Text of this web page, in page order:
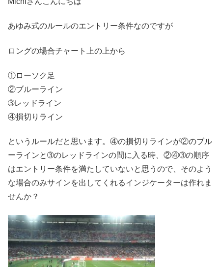
あゆみ式のルールのエントリー条件なのですが
ロングの場合チャート上の上から
①ローソク足
②ブルーライン
➂レッドライン
④損切りライン
というルールだと思います。④の損切りラインが②のブル
ーラインと➂のレッドラインの間に入る時、②④➂の順序
はエントリー条件を満たしていないと思うので、そのよう
な場合のみサインを出してくれるインジケーターは作れま
せんか？